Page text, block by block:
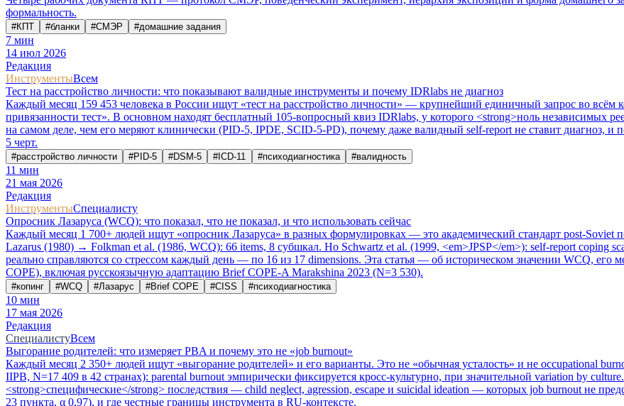
формальность.
#КПТ #бланки #СМЭР #домашние задания
7 мин
14 июл 2026
Редакция
ИнструментыВсем
Тест на расстройство личности: что показывают валидные инструменты и почему IDRlabs не диагноз
Каждый месяц 159 453 человека в России ищут «тест на расстройство личности» — крупнейший единичный запрос во всём
привязанности тест». В основном находят бесплатный 105-вопросный квиз IDRlabs, у которого <strong>ноль независимых
на самом деле, чем его меряют клинически (PID-5, IPDE, SCID-5-PD), почему даже валидный self-report не ставит диагноз,
5 черт.
#расстройство личности #PID-5 #DSM-5 #ICD-11 #психодиагностика #валидность
11 мин
21 мая 2026
Редакция
ИнструментыСпециалисту
Опросник Лазаруса (WCQ): что показал, что не показал, и что использовать сейчас
Каждый месяц 1 700+ людей ищут «опросник Лазаруса» в разных формулировках — это академический стандарт post-Soviet
Lazarus (1980) → Folkman et al. (1986, WCQ): 66 items, 8 субшкал. Но Schwartz et al. (1999, <em>JPSP</em>): self-report coping
реально справляются со стрессом каждый день — по 16 из 17 dimensions. Эта статья — об историческом значении WCQ, его
COPE), включая русскоязычную адаптацию Brief COPE-A Marakshina 2023 (N=3 530).
#копинг #WCQ #Лазарус #Brief COPE #CISS #психодиагностика
10 мин
17 мая 2026
Редакция
СпециалистуВсем
Выгорание родителей: что измеряет PBA и почему это не «job burnout»
Каждый месяц 2 350+ людей ищут «выгорание родителей» и его варианты. Это не «обычная усталость» и не occupational
IIPB, N=17 409 в 42 странах): parental burnout эмпирически фиксируется кросс-культурно, при значительной variation by
<strong>специфические</strong> последствия — child neglect, agression, escape и suicidal ideation — которых job burnout не
23 пункта, α 0,97), и где честные границы инструмента в RU-контексте.